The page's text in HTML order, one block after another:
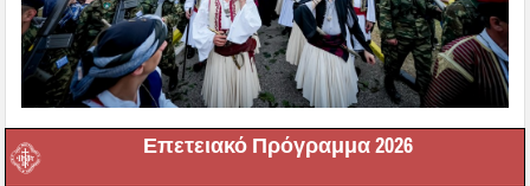
Επετειακό Πρόγραμμα 2026